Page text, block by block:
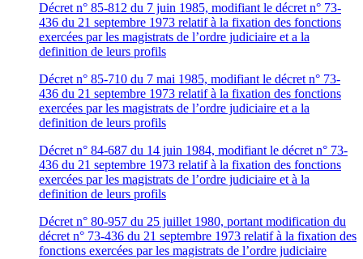
Décret n° 85-812 du 7 juin 1985, modifiant le décret n° 73-
436 du 21 septembre 1973 relatif à la fixation des fonctions
exercées par les magistrats de l’ordre judiciaire et a la
definition de leurs profils
Décret n° 85-710 du 7 mai 1985, modifiant le décret n° 73-
436 du 21 septembre 1973 relatif à la fixation des fonctions
exercées par les magistrats de l’ordre judiciaire et a la
definition de leurs profils
Décret n° 84-687 du 14 juin 1984, modifiant le décret n° 73-
436 du 21 septembre 1973 relatif à la fixation des fonctions
exercées par les magistrats de l’ordre judiciaire et à la
definition de leurs profils
Décret n° 80-957 du 25 juillet 1980, portant modification du
décret n° 73-436 du 21 septembre 1973 relatif à la fixation des
fonctions exercées par les magistrats de l’ordre judiciaire